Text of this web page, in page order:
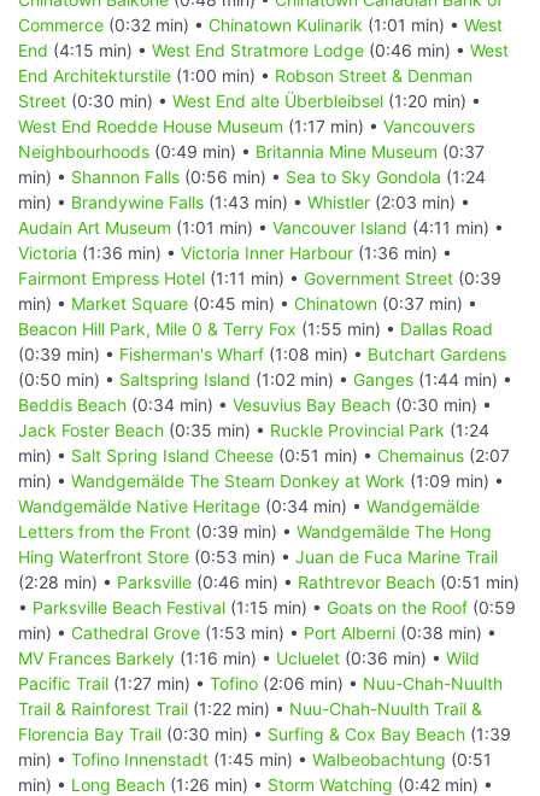
Commerce (0:32 min) • Chinatown Kulinarik (1:01 min) • West
End (4:15 min) • West End Stratmore Lodge (0:46 min) • West
End Architekturstile (1:00 min) • Robson Street & Denman
Street (0:30 min) • West End alte Überbleibsel (1:20 min) •
West End Roedde House Museum (1:17 min) • Vancouvers
Neighbourhoods (0:49 min) • Britannia Mine Museum (0:37
min) • Shannon Falls (0:56 min) • Sea to Sky Gondola (1:24
min) • Brandywine Falls (1:43 min) • Whistler (2:03 min) •
Audain Art Museum (1:01 min) • Vancouver Island (4:11 min) •
Victoria (1:36 min) • Victoria Inner Harbour (1:36 min) •
Fairmont Empress Hotel (1:11 min) • Government Street (0:39
min) • Market Square (0:45 min) • Chinatown (0:37 min) •
Beacon Hill Park, Mile 0 & Terry Fox (1:55 min) • Dallas Road
(0:39 min) • Fisherman's Wharf (1:08 min) • Butchart Gardens
(0:50 min) • Saltspring Island (1:02 min) • Ganges (1:44 min) •
Beddis Beach (0:34 min) • Vesuvius Bay Beach (0:30 min) •
Jack Foster Beach (0:35 min) • Ruckle Provincial Park (1:24
min) • Salt Spring Island Cheese (0:51 min) • Chemainus (2:07
min) • Wandgemälde The Steam Donkey at Work (1:09 min) •
Wandgemälde Native Heritage (0:34 min) • Wandgemälde
Letters from the Front (0:39 min) • Wandgemälde The Hong
Hing Waterfront Store (0:53 min) • Juan de Fuca Marine Trail
(2:28 min) • Parksville (0:46 min) • Rathtrevor Beach (0:51 min)
• Parksville Beach Festival (1:15 min) • Goats on the Roof (0:59
min) • Cathedral Grove (1:53 min) • Port Alberni (0:38 min) •
MV Frances Barkely (1:16 min) • Ucluelet (0:36 min) • Wild
Pacific Trail (1:27 min) • Tofino (2:06 min) • Nuu-Chah-Nuulth
Trail & Rainforest Trail (1:22 min) • Nuu-Chah-Nuulth Trail &
Florencia Bay Trail (0:30 min) • Surfing & Cox Bay Beach (1:39
min) • Tofino Innenstadt (1:45 min) • Walbeobachtung (0:51
min) • Long Beach (1:26 min) • Storm Watching (0:42 min) •